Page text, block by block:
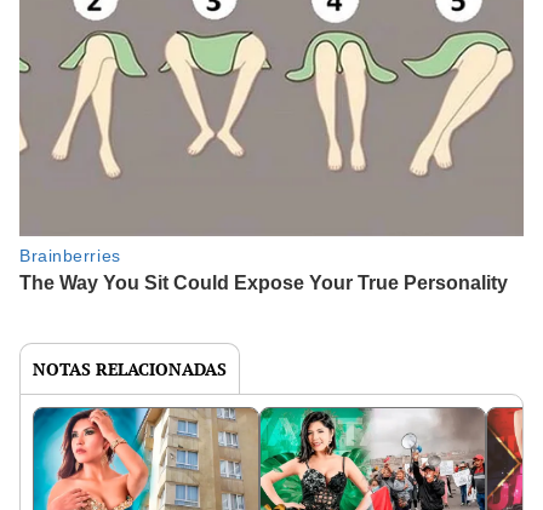
NOTAS RELACIONADAS